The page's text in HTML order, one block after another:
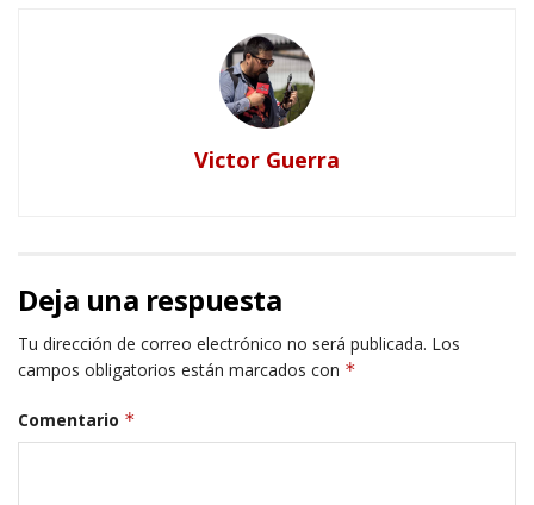
Victor Guerra
Deja una respuesta
Tu dirección de correo electrónico no será publicada. Los
campos obligatorios están marcados con *
Comentario *